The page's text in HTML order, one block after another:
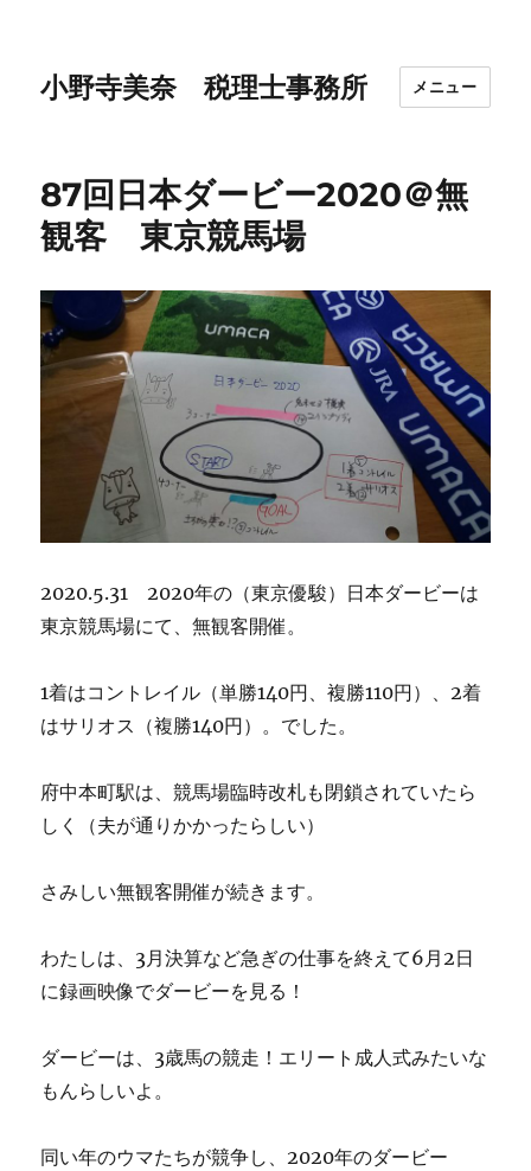
小野寺美奈 税理士事務所 メニュー
87回日本ダービー2020＠無
観客 東京競馬場
2020.5.31 2020年の（東京優駿）日本ダービーは
東京競馬場にて、無観客開催。
1着はコントレイル（単勝140円、複勝110円）、2着
はサリオス（複勝140円）。でした。
府中本町駅は、競馬場臨時改札も閉鎖されていたら
しく（夫が通りかかったらしい）
さみしい無観客開催が続きます。
わたしは、3月決算など急ぎの仕事を終えて6月2日
に録画映像でダービーを見る！
ダービーは、3歳馬の競走！エリート成人式みたいな
もんらしいよ。
同い年のウマたちが競争し、2020年のダービー